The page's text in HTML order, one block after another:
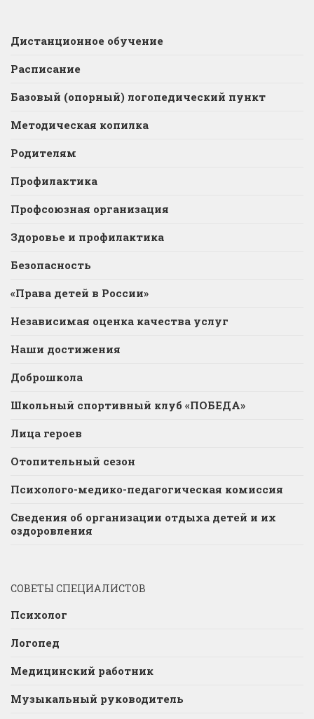
Дистанционное обучение
Расписание
Базовый (опорный) логопедический пункт
Методическая копилка
Родителям
Профилактика
Профсоюзная организация
Здоровье и профилактика
Безопасность
«Права детей в России»
Независимая оценка качества услуг
Наши достижения
Доброшкола
Школьный спортивный клуб «ПОБЕДА»
Лица героев
Отопительный сезон
Психолого-медико-педагогическая комиссия
Сведения об организации отдыха детей и их
оздоровления
СОВЕТЫ СПЕЦИАЛИСТОВ
Психолог
Логопед
Медицинский работник
Музыкальный руководитель